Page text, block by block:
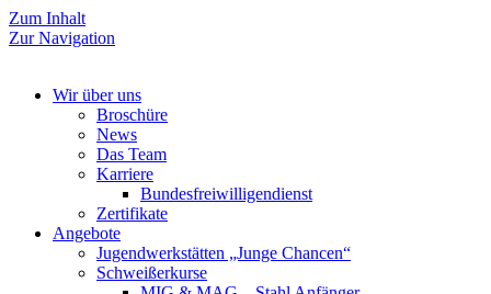
Zum Inhalt
Zur Navigation
Wir über uns
Broschüre
News
Das Team
Karriere
Bundesfreiwilligendienst
Zertifikate
Angebote
Jugendwerkstätten „Junge Chancen“
Schweißerkurse